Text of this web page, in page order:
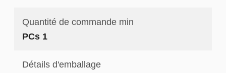
Quantité de commande min
PCs 1
Détails d'emballage